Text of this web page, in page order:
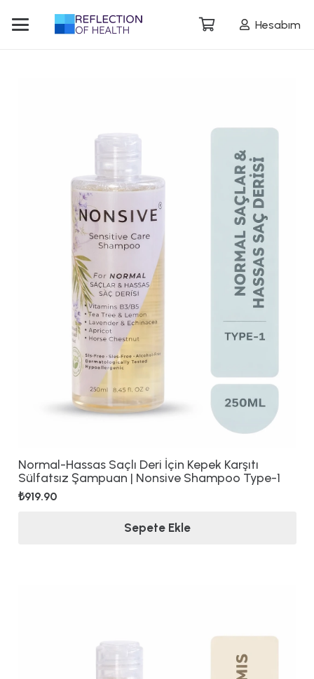
Hesabım
Normal-Hassas Saçlı Deri İçin Kepek Karşıtı
Sülfatsız Şampuan | Nonsive Shampoo Type-1
₺919.90
Sepete Ekle